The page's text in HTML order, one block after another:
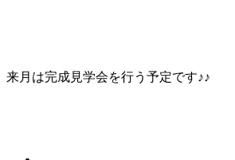
来月は完成見学会を行う予定です♪♪